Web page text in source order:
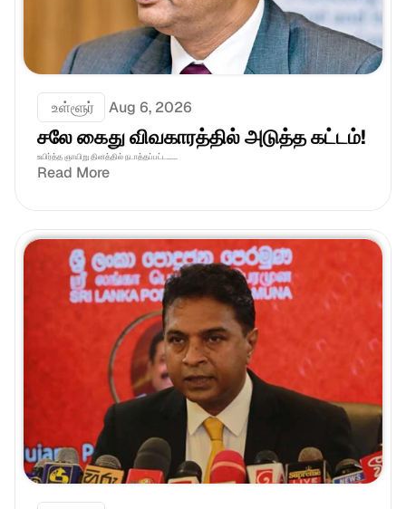
உள்ளூர் Aug 6, 2026
சலே கைது விவகாரத்தில் அடுத்த கட்டம்!
உயிர்த்த ஞாயிறு தினத்தில் நடாத்தப்பட்ட......
Read More